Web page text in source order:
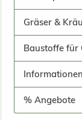
Gräser &
Baustoffe für
Informationen
% Angebote